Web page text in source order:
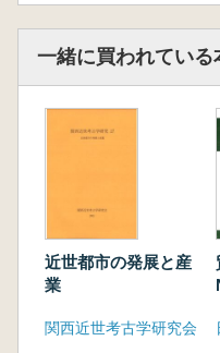
一緒に買われている
近世都市の発展と産
業
関西近世考古学研究会